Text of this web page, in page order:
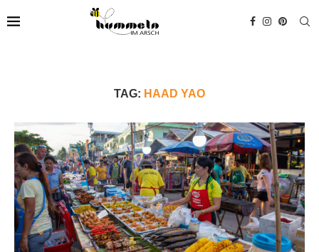
TAG: HAAD YAO